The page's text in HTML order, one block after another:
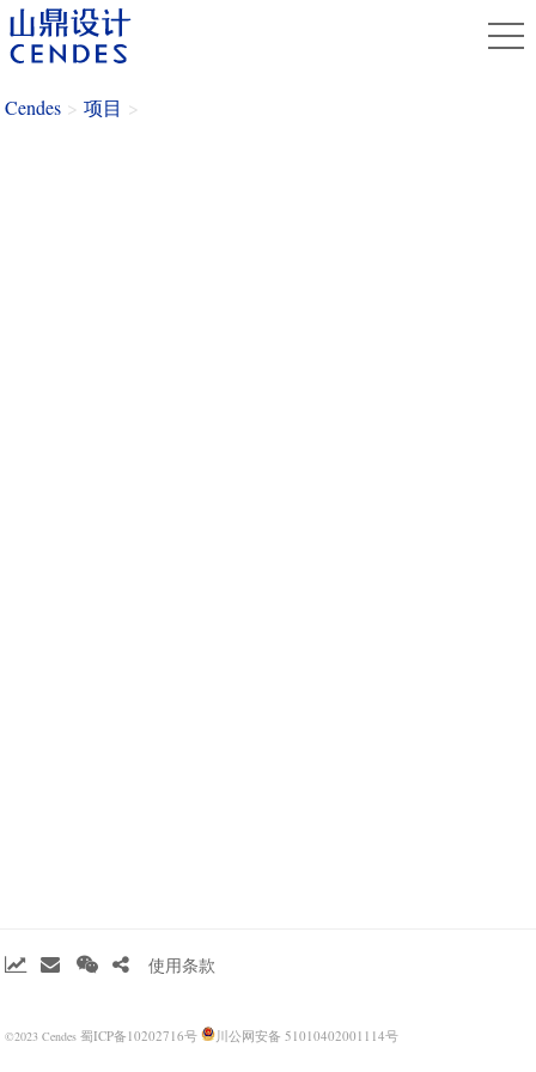
Cendes > 项目 >
使用条款
©2023 Cendes蜀ICP备10202716号 川公网安备 51010402001114号